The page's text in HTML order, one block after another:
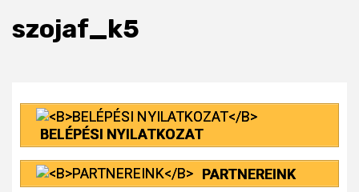
szojaf_k5
BELÉPÉSI NYILATKOZAT
PARTNEREINK